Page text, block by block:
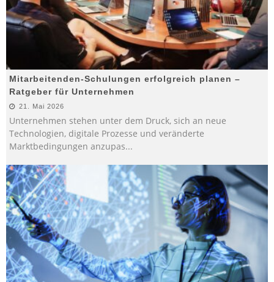
Mitarbeitenden-Schulungen erfolgreich planen –
Ratgeber für Unternehmen
21. Mai 2026
Unternehmen stehen unter dem Druck, sich an neue
Technologien, digitale Prozesse und veränderte
Marktbedingungen anzupas...